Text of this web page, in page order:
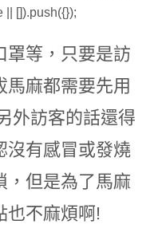
|| []).push({});
等，只要是訪
馬麻都需要先用
外訪客的話還得
沒有感冒或發燒
，但是為了馬麻
也不麻煩啊!